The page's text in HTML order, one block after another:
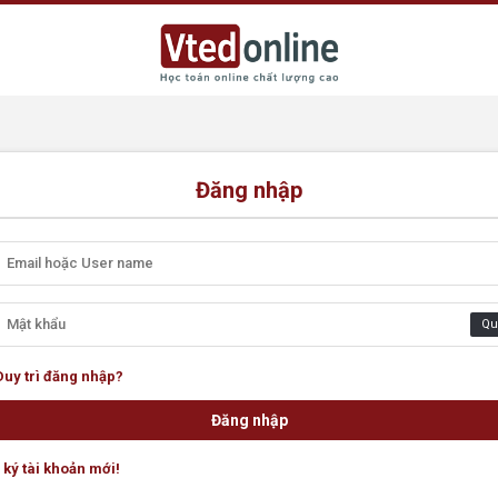
Đăng nhập
trì đăng nhập?
tài khoản mới!